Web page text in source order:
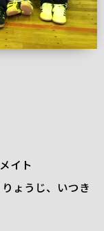
イト
ょうじ、いつき